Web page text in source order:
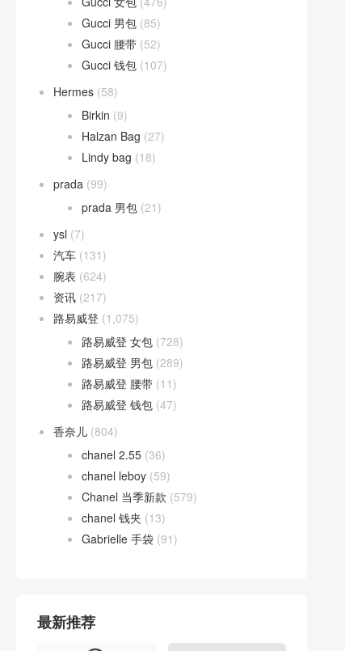
Gucci 男包 (85)
Gucci 腰带 (52)
Gucci 钱包 (107)
Hermes (58)
Birkin (9)
Halzan Bag (27)
Lindy bag (18)
prada (99)
prada 男包 (21)
ysl (7)
汽车 (131)
腕表 (624)
资讯 (217)
路易威登 (1,075)
路易威登 女包 (728)
路易威登 男包 (289)
路易威登 腰带 (11)
路易威登 钱包 (47)
香奈儿 (804)
chanel 2.55 (36)
chanel leboy (59)
Chanel 当季新款 (579)
chanel 钱夹 (13)
Gabrielle 手袋 (91)
最新推荐